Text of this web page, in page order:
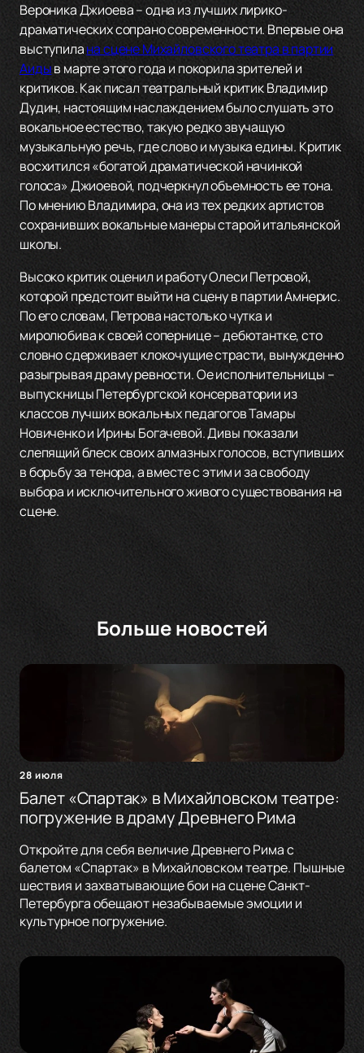
Вероника Джиоева – одна из лучших лирико-
драматических сопрано современности. Впервые она
выступилана сцене Михайловского театра в партии
Аидыв марте этого года и покорила зрителей и
критиков. Как писал театральный критик Владимир
Дудин, настоящим наслаждением было слушать это
вокальное естество, такую редко звучащую
музыкальную речь, где слово и музыка едины. Критик
восхитился «богатой драматической начинкой
голоса» Джиоевой, подчеркнул объемность ее тона.
По мнению Владимира, она из тех редких артистов
сохранивших вокальные манеры старой итальянской
школы.
Высоко критик оценил и работу Олеси Петровой,
которой предстоит выйти на сцену в партии Амнерис.
По его словам, Петрова настолько чутка и
миролюбива к своей сопернице – дебютантке, сто
словно сдерживает клокочущие страсти, вынужденно
разыгрывая драму ревности. Ое исполнительницы –
выпускницы Петербургской консерватории из
классов лучших вокальных педагогов Тамары
Новиченко и Ирины Богачевой. Дивы показали
слепящий блеск своих алмазных голосов, вступивших
в борьбу за тенора, а вместе с этим и за свободу
выбора и исключительного живого существования на
сцене.
Больше новостей
28 июля
Балет «Спартак» в Михайловском театре:
погружение в драму Древнего Рима
Откройте для себя величие Древнего Рима с
балетом «Спартак» в Михайловском театре. Пышные
шествия и захватывающие бои на сцене Санкт-
Петербурга обещают незабываемые эмоции и
культурное погружение.